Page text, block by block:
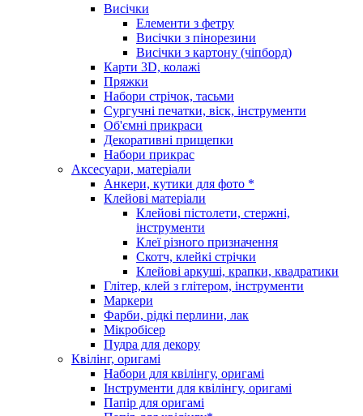
Висічки
Елементи з фетру
Висічки з пінорезини
Висічки з картону (чіпборд)
Карти 3D, колажі
Пряжки
Набори стрічок, тасьми
Сургучні печатки, віск, інструменти
Об'ємні прикраси
Декоративні прищепки
Набори прикрас
Аксесуари, матеріали
Анкери, кутики для фото *
Клейові матеріали
Клейові пістолети, стержні,
інструменти
Клеї різного призначення
Скотч, клейкі стрічки
Клейові аркуші, крапки, квадратики
Глітер, клей з глітером, інструменти
Маркери
Фарби, рідкі перлини, лак
Мікробісер
Пудра для декору
Квілінг, оригамі
Набори для квілінгу, оригамі
Інструменти для квілінгу, оригамі
Папір для оригамі